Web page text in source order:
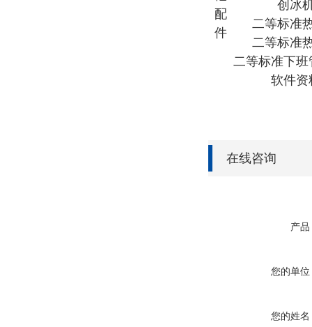
配
件
创冰
二等标准
二等标准
二等标准下班
软件资
在线咨询
产品
您的单位
您的姓名